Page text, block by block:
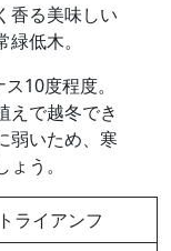
香る美味しい
低木。
10度程度。
えで越冬でき
弱いため、寒
う。
トライアンフ